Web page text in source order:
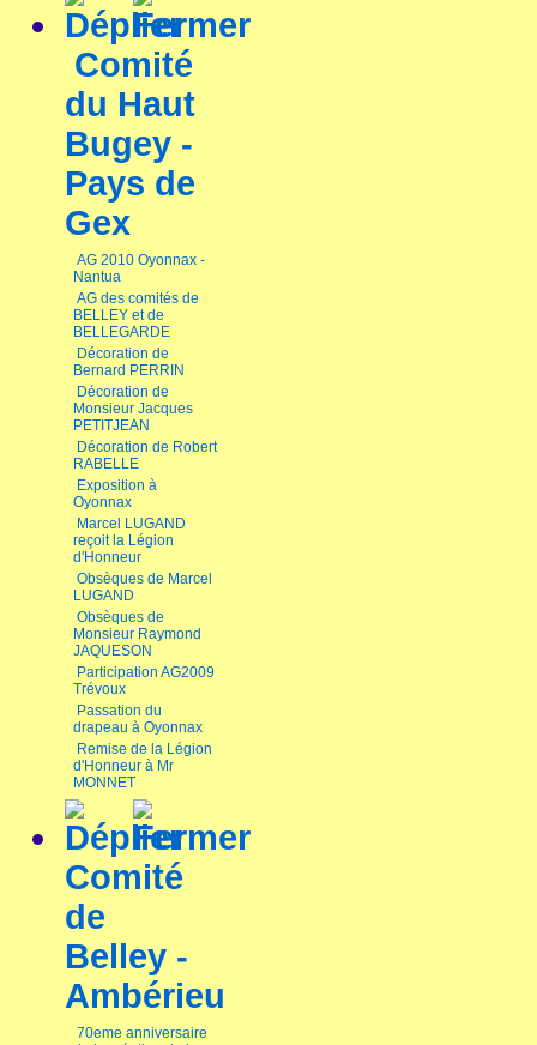
Comité
du Haut
Bugey -
Pays de
Gex
AG 2010 Oyonnax -
Nantua
AG des comités de
BELLEY et de
BELLEGARDE
Décoration de
Bernard PERRIN
Décoration de
Monsieur Jacques
PETITJEAN
Décoration de Robert
RABELLE
Exposition à
Oyonnax
Marcel LUGAND
reçoit la Légion
d'Honneur
Obsèques de Marcel
LUGAND
Obsèques de
Monsieur Raymond
JAQUESON
Participation AG2009
Trévoux
Passation du
drapeau à Oyonnax
Remise de la Légion
d'Honneur à Mr
MONNET
Comité
de
Belley -
Ambérieu
70eme anniversaire